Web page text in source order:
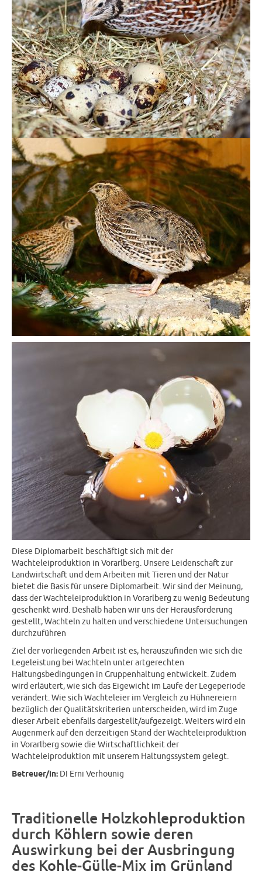
Diese Diplomarbeit beschäftigt sich mit der
Wachteleiproduktion in Vorarlberg. Unsere Leidenschaft zur
Landwirtschaft und dem Arbeiten mit Tieren und der Natur
bietet die Basis für unsere Diplomarbeit. Wir sind der Meinung,
dass der Wachteleiproduktion in Vorarlberg zu wenig Bedeutung
geschenkt wird. Deshalb haben wir uns der Herausforderung
gestellt, Wachteln zu halten und verschiedene Untersuchungen
durchzuführen
Ziel der vorliegenden Arbeit ist es, herauszufinden wie sich die
Legeleistung bei Wachteln unter artgerechten
Haltungsbedingungen in Gruppenhaltung entwickelt. Zudem
wird erläutert, wie sich das Eigewicht im Laufe der Legeperiode
verändert. Wie sich Wachteleier im Vergleich zu Hühnereiern
bezüglich der Qualitätskriterien unterscheiden, wird im Zuge
dieser Arbeit ebenfalls dargestellt/aufgezeigt. Weiters wird ein
Augenmerk auf den derzeitigen Stand der Wachteleiproduktion
in Vorarlberg sowie die Wirtschaftlichkeit der
Wachteleiproduktion mit unserem Haltungssystem gelegt.
Betreuer/in: DI Erni Verhounig
Traditionelle Holzkohleproduktion
durch Köhlern sowie deren
Auswirkung bei der Ausbringung
des Kohle-Gülle-Mix im Grünland